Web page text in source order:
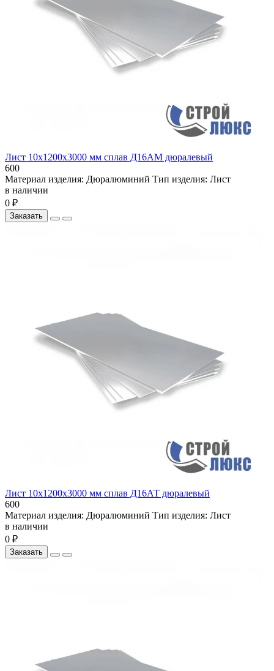
Лист 10х1200х3000 мм сплав Д16АМ дюралевый
600
Материал изделия: Дюралюминий Тип изделия: Лист
в наличии
0 ₽
Заказать
Лист 10х1200х3000 мм сплав Д16АТ дюралевый
600
Материал изделия: Дюралюминий Тип изделия: Лист
в наличии
0 ₽
Заказать